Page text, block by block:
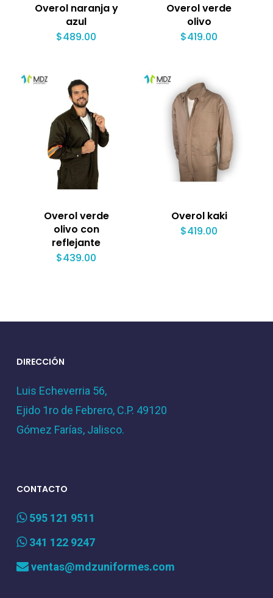
Overol naranja y
azul
$489.00
Overol verde
olivo
$419.00
Overol verde
olivo con
reflejante
$439.00
Overol kaki
$419.00
DIRECCIÓN
Luis Echeverria 56,
Ejido 1ro de Febrero, C.P. 49120
Gómez Farías, Jalisco.
CONTACTO
595 121 9511
341 122 9247
ventas@mdzuniformes.com